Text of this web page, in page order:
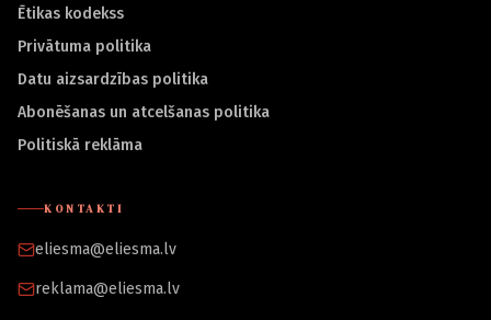
Ētikas kodekss
Privātuma politika
Datu aizsardzības politika
Abonēšanas un atcelšanas politika
Politiskā reklāma
KONTAKTI
eliesma@eliesma.lv
reklama@eliesma.lv